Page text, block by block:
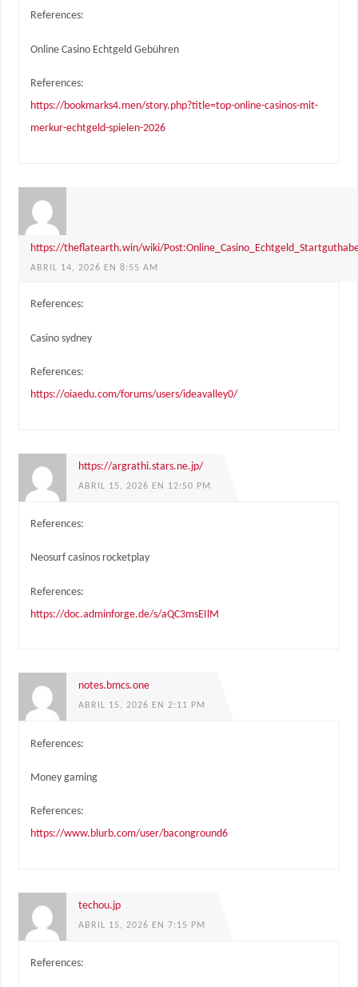
References:
Online Casino Echtgeld Gebühren
References:
https://bookmarks4.men/story.php?title=top-online-casinos-mit-
merkur-echtgeld-spielen-2026
https://theflatearth.win/wiki/
ABRIL 14, 2026 EN 8:55 AM
References:
Casino sydney
References:
https://oiaedu.com/forums/users/ideavalley0/
https://argrathi.stars.ne.jp/
ABRIL 15, 2026 EN 12:50 PM
References:
Neosurf casinos rocketplay
References:
https://doc.adminforge.de/s/aQC3msEIlM
notes.bmcs.one
ABRIL 15, 2026 EN 2:11 PM
References:
Money gaming
References:
https://www.blurb.com/user/baconground6
techou.jp
ABRIL 15, 2026 EN 7:15 PM
References: